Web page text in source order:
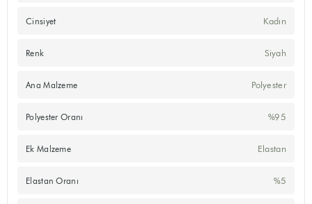
Cinsiyet Kadın
Renk Siyah
Ana Malzeme Polyester
Polyester Oranı %95
Ek Malzeme Elastan
Elastan Oranı %5